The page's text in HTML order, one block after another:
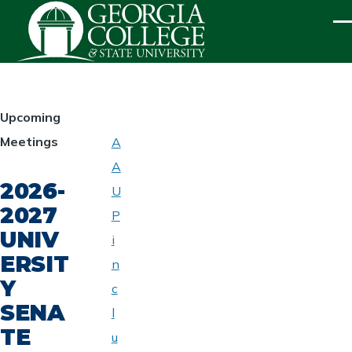
Skip to main content
HOMEPAGE
Upcoming
Meetings
2026-
2027
UNIV
ERSIT
Y
SENA
TE
UNIVERSITY
SENATE
A
A
U
P
i
n
c
l
u